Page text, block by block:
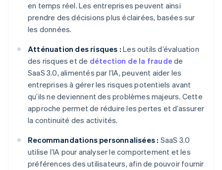
en temps réel. Les entreprises peuvent ainsi
prendre des décisions plus éclairées, basées sur
les données.
Atténuation des risques : Les outils d’évaluation
des risques et de détection de la fraude de
SaaS 3.0, alimentés par l’IA, peuvent aider les
entreprises à gérer les risques potentiels avant
qu’ils ne deviennent des problèmes majeurs. Cette
approche permet de réduire les pertes et d’assurer
la continuité des activités.
Recommandations personnalisées : SaaS 3.0
utilise l’IA pour analyser le comportement et les
préférences des utilisateurs, afin de pouvoir fournir